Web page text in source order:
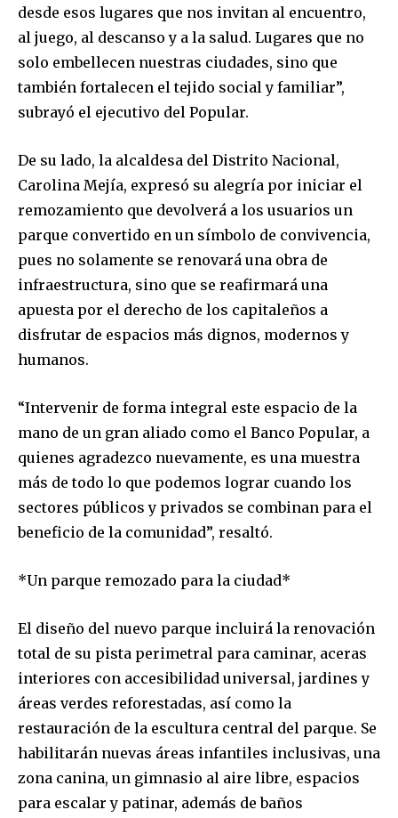
desde esos lugares que nos invitan al encuentro,
al juego, al descanso y a la salud. Lugares que no
solo embellecen nuestras ciudades, sino que
también fortalecen el tejido social y familiar”,
subrayó el ejecutivo del Popular.
De su lado, la alcaldesa del Distrito Nacional,
Carolina Mejía, expresó su alegría por iniciar el
remozamiento que devolverá a los usuarios un
parque convertido en un símbolo de convivencia,
pues no solamente se renovará una obra de
infraestructura, sino que se reafirmará una
apuesta por el derecho de los capitaleños a
disfrutar de espacios más dignos, modernos y
humanos.
“Intervenir de forma integral este espacio de la
mano de un gran aliado como el Banco Popular, a
quienes agradezco nuevamente, es una muestra
más de todo lo que podemos lograr cuando los
sectores públicos y privados se combinan para el
beneficio de la comunidad”, resaltó.
*Un parque remozado para la ciudad*
El diseño del nuevo parque incluirá la renovación
total de su pista perimetral para caminar, aceras
interiores con accesibilidad universal, jardines y
áreas verdes reforestadas, así como la
restauración de la escultura central del parque. Se
habilitarán nuevas áreas infantiles inclusivas, una
zona canina, un gimnasio al aire libre, espacios
para escalar y patinar, además de baños